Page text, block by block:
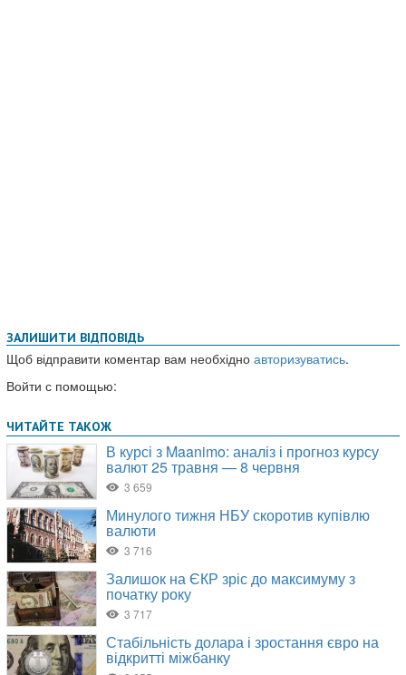
ЗАЛИШИТИ ВІДПОВІДЬ
Щоб відправити коментар вам необхідно авторизуватись.
Войти с помощью: